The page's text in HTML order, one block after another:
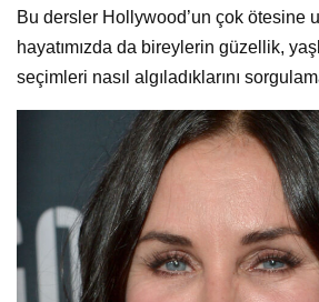
Bu dersler Hollywood’un çok ötesine
hayatımızda da bireylerin güzellik,
seçimleri nasıl algıladıklarını